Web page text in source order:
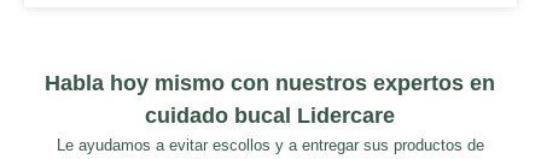
Habla hoy mismo con nuestros expertos en
cuidado bucal Lidercare
Le ayudamos a evitar escollos y a entregar sus productos de